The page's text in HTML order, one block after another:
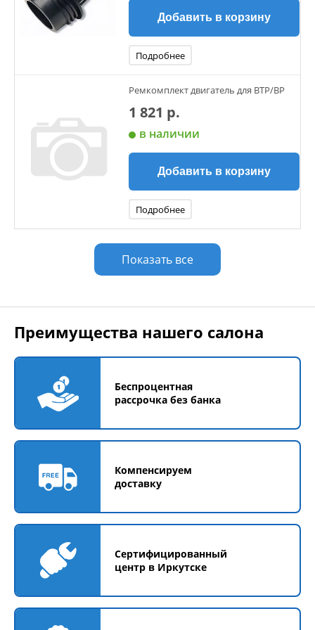
Добавить в корзину
Подробнее
Ремкомплект двигатель для BTP/BP
1 821 р.
в наличии
Добавить в корзину
Подробнее
Показать все
Преимущества нашего салона
Беспроцентная
рассрочка без банка
Компенсируем
доставку
Сертифицированный
центр в Иркутске